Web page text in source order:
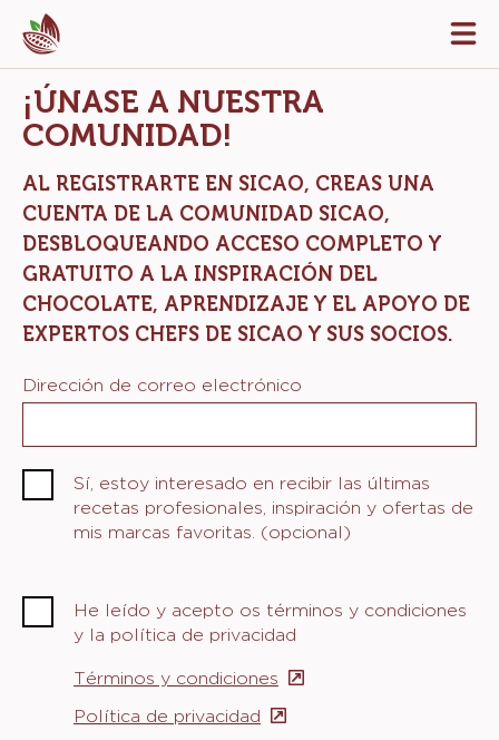
Skip
to
main
content
¡ÚNASE A NUESTRA
COMUNIDAD!
AL REGISTRARTE EN SICAO, CREAS UNA
CUENTA DE LA COMUNIDAD SICAO,
DESBLOQUEANDO ACCESO COMPLETO Y
GRATUITO A LA INSPIRACIÓN DEL
CHOCOLATE, APRENDIZAJE Y EL APOYO DE
EXPERTOS CHEFS DE SICAO Y SUS SOCIOS.
Dirección de correo electrónico
Sí, estoy interesado en recibir las últimas
recetas profesionales, inspiración y ofertas de
mis marcas favoritas. (opcional)
He leído y acepto os términos y condiciones
y la política de privacidad
Términos y condiciones (opens
in
Política de privacidad (opens